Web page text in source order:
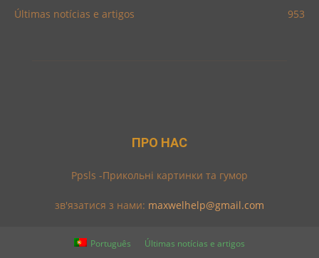
Últimas notícias e artigos 953
ПРО НАС
Ppsls -Прикольні картинки та гумор
зв'язатися з нами: maxwelhelp@gmail.com
Português Últimas notícias e artigos